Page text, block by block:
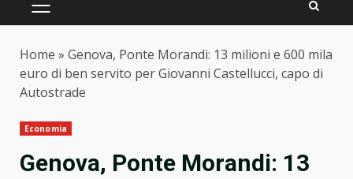
PRIMARY
Home » Genova, Ponte Morandi: 13 milioni e 600 mila
euro di ben servito per Giovanni Castellucci, capo di
Autostrade
Economia
Genova, Ponte Morandi: 13